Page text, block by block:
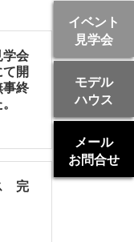
会
開
終
完
イベント
見学会
モデル
ハウス
メール
お問合せ